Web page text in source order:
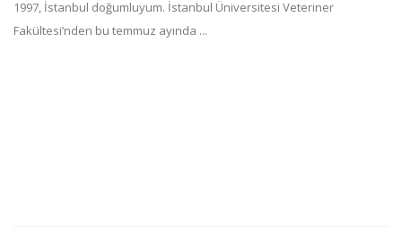
1997, İstanbul doğumluyum. İstanbul Üniversitesi Veteriner
Fakültesi’nden bu temmuz ayında ...